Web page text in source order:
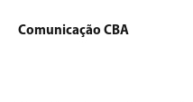
Comunicação CBA